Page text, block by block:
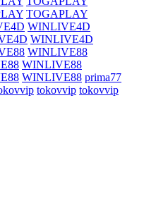
TOGAPLAY
WINLIVE4D
WINLIVE4D
WINLIVE88
WINLIVE88
WINLIVE88 prima77
tokovvip tokovvip